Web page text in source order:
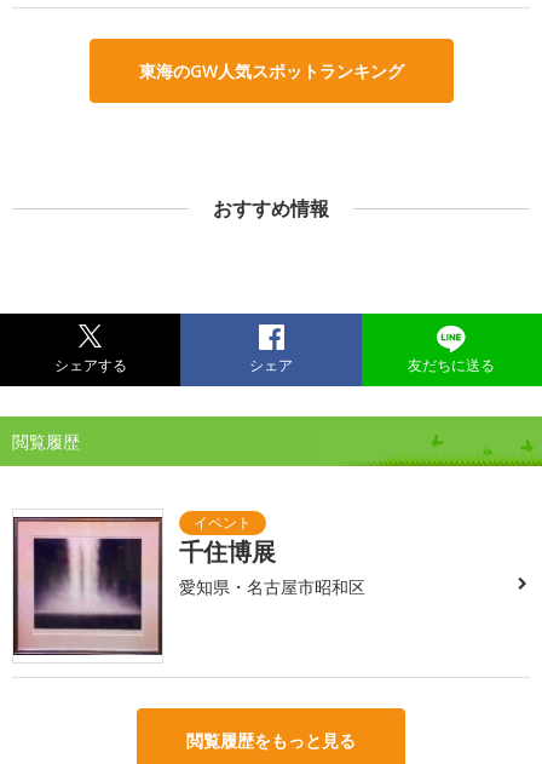
東海のGW人気スポットランキング
おすすめ情報
シェアする シェア 友だちに送る
閲覧履歴
千住博展
愛知県・名古屋市昭和区
閲覧履歴をもっと見る